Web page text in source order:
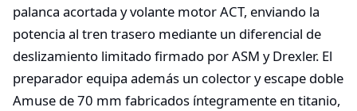
palanca acortada y volante motor ACT, enviando la
potencia al tren trasero mediante un diferencial de
deslizamiento limitado firmado por ASM y Drexler. El
preparador equipa además un colector y escape doble
Amuse de 70 mm fabricados íntegramente en titanio,